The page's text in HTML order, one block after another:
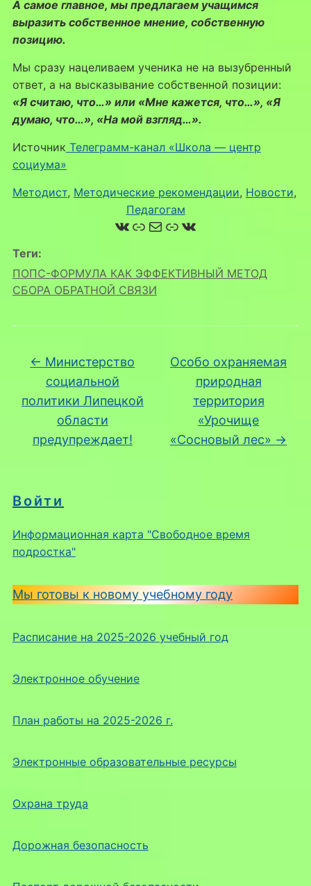
Войти
Информационная карта "Свободное время
подростка"
Мы готовы к новому учебному году
Расписание на 2025-2026 учебный год
Электронное обучение
План работы на 2025-2026 г.
Электронные образовательные ресурсы
Охрана труда
Дорожная безопасность
А самое главное, мы предлагаем учащимся
выразить собственное мнение, собственную
позицию.
Мы сразу нацеливаем ученика не на вызубренный
ответ, а на высказывание собственной позиции:
«Я считаю, что…» или «Мне кажется, что…», «Я
думаю, что…», «На мой взгляд…».
Источник Телеграмм-канал «Школа — центр
социума»
Методист, Методические рекомендации, Новости
Педагогам
ВКонтакте
Ссылка
Почта
Ссылка
ВКонтакте
Теги:
ПОПС-ФОРМУЛА КАК ЭФФЕКТИВНЫЙ МЕТОД
СБОРА ОБРАТНОЙ СВЯЗИ
← Министерство
социальной
политики Липецкой
области
предупреждает!
Особо охраняемая
природная
территория
«Урочище
«Сосновый лес» →